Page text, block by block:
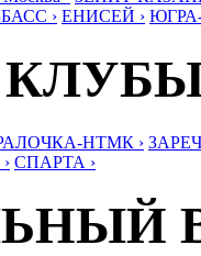
› ЕНИСЕЙ ›
НТМК ›
СПАРТА ›